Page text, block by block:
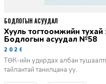
Хууль тогтоомжийн тухай хуулийн хэрэгжилт -
Бодлогын асуудал №58
2026-06-02
ТӨК-ийн удирдах албан
тайлантай танилцана уу.
БОДЛОГЫН АСУУДАЛ